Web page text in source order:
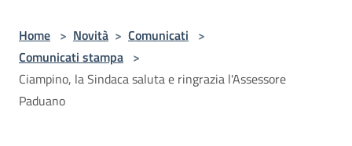
Home > Novità > Comunicati >
Comunicati stampa >
Ciampino, la Sindaca saluta e ringrazia l'Assessore
Paduano